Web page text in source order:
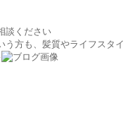
談ください
う方も、髪質やライフスタイ